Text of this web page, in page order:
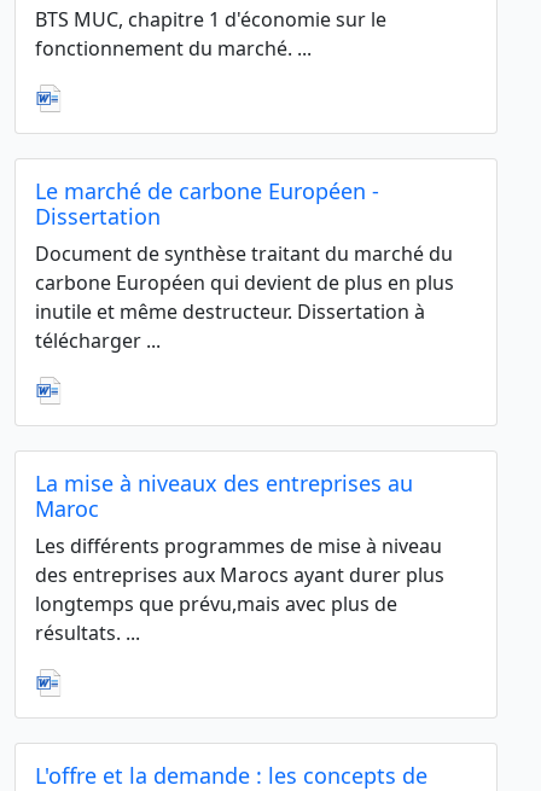
BTS MUC, chapitre 1 d'économie sur le
fonctionnement du marché. ...
Le marché de carbone Européen -
Dissertation
Document de synthèse traitant du marché du
carbone Européen qui devient de plus en plus
inutile et même destructeur. Dissertation à
télécharger ...
La mise à niveaux des entreprises au
Maroc
Les différents programmes de mise à niveau
des entreprises aux Marocs ayant durer plus
longtemps que prévu,mais avec plus de
résultats. ...
L'offre et la demande : les concepts de